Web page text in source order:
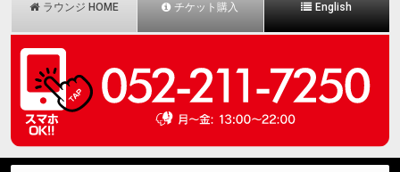
ラウンジ HOME チケット購入 English